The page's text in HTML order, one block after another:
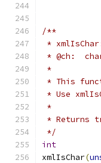
/**
*
* @ch:
*
* This
* Use
*
* Returns
*/
int
xmlIsChar(